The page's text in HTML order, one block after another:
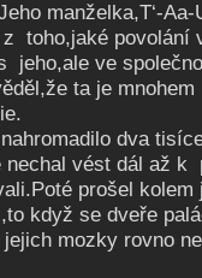
manželka,T‘-
toho,jaké povolání
jeho,ale ve
ta je
dva
nechal vést dál až
prošel kolem
když se dveře
mozky rovno